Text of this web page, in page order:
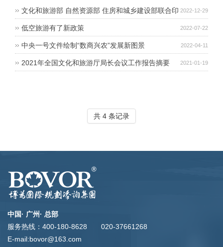
2022-12-29
文化和旅游部 自然资源部 住房和城乡建设部联合印
发《关于开展国家文化产业和旅游产业融合发展示范区建设
工作的通知》
2022-07-22
低空旅游有了新政策
2022-04-11
中央一号文件绘制“数商兴农”发展新图景
2021-01-19
2021年全国文化和旅游厅局长会议工作报告摘要
共 4 条记录
中国· 广州· 总部
服务热线：400-180-8628 020-37661268
E-mail:bovor@163.com